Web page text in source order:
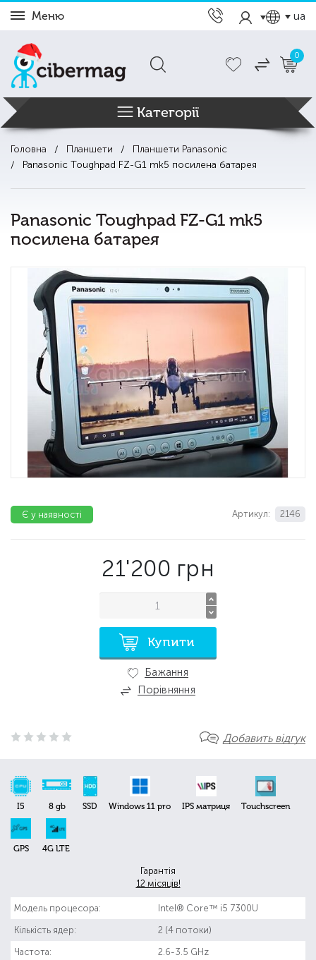
Меню ua
0
Категорії
Головна Планшети
Планшети Panasonic
Panasonic Toughpad FZ-G1 mk5 посилена батарея
Panasonic Toughpad FZ-G1 mk5
посилена батарея
Добавить відгук
I5 8 gb SSD Windows 11 pro IPS матриця Touchscreen
GPS 4G LTE
Гарантія
12 місяців!
Модель процесора: Intel® Core™ i5 7300U
Кількість ядер: 2 (4 потоки)
Частота: 2.6-3.5 GHz
Артикул: 2146
Є у наявності
21'200 грн
Купити
Бажання
Порівняння